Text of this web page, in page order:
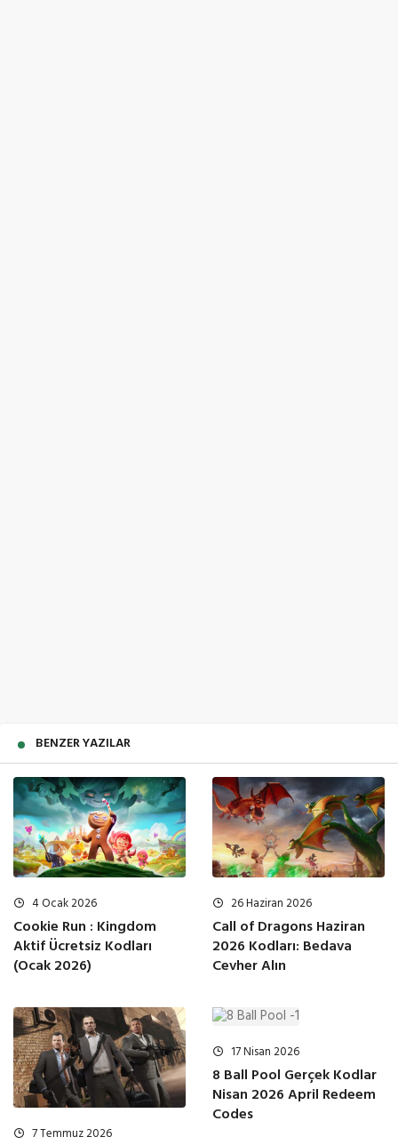
BENZER YAZILAR
4 Ocak 2026
Cookie Run : Kingdom
Aktif Ücretsiz Kodları
(Ocak 2026)
26 Haziran 2026
Call of Dragons Haziran
2026 Kodları: Bedava
Cevher Alın
7 Temmuz 2026
17 Nisan 2026
8 Ball Pool Gerçek Kodlar
Nisan 2026 April Redeem
Codes